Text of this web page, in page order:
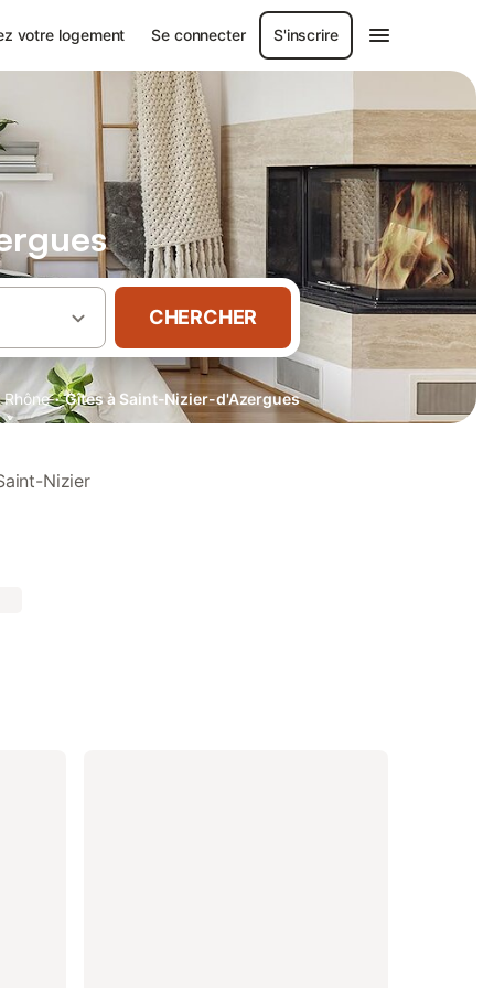
votre logement Se connecter S'inscrire
CHERCHER
Rhône · Gîtes à Saint-Nizier-d'Azergues
Nizier